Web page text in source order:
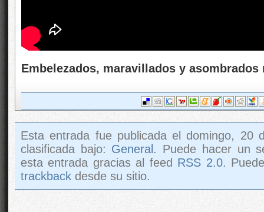
Embelezados, maravillados y asombrados
Esta entrada fue publicada el domingo,
clasificada bajo: General . Puede hacer un
esta entrada gracias al feed RSS 2.0.
trackback desde su sitio.